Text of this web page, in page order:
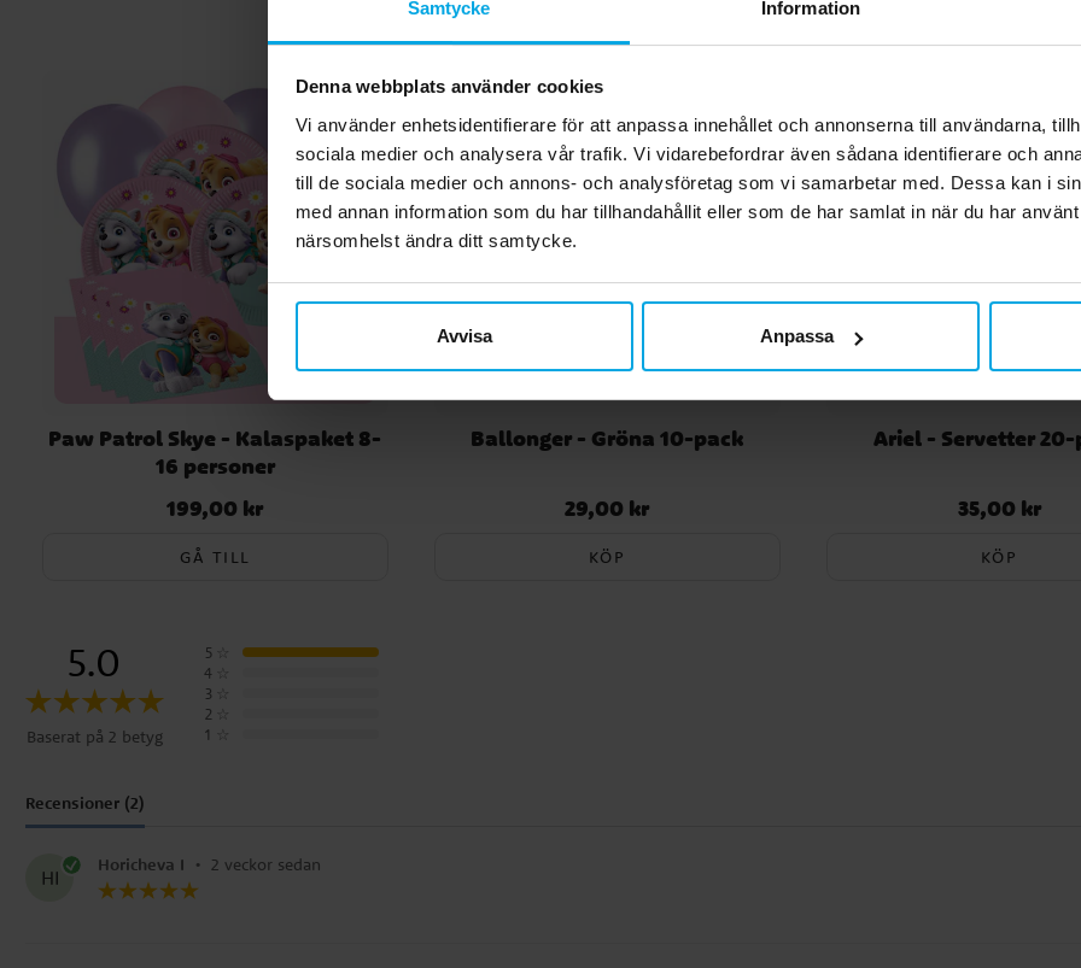
Samtycke Information
Denna webbplats använder cookies
Vi använder enhetsidentifierare för att anpassa innehållet och annonserna till användarna,
sociala medier och analysera vår trafik. Vi vidarebefordrar även sådana identifierare och
till de sociala medier och annons- och analysföretag som vi samarbetar med. Dessa kan i
med annan information som du har tillhandahållit eller som de har samlat in när du har
närsomhelst ändra ditt samtycke.
Avvisa Anpassa
Paw Patrol Skye - Kalaspaket 8-
16 personer
Pris:199,00 kr
199,00 kr
GÅ TILL
Ballonger - Gröna 10-pack
Pris: 29,00 kr
29,00 kr
KÖP
Ariel - Servetter 20-
Pris: 35,00 kr
35,00 kr
KÖP
5.0
Baserat på 2 betyg
5
4
3
2
1
Recensioner (2)
HI
Horicheva I • 2 veckor sedan